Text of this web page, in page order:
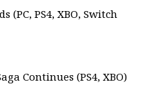
PS4, XBO, Switch
Continues (PS4, XBO)